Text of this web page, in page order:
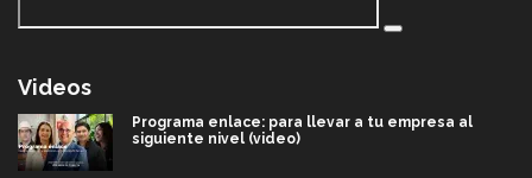
Videos
Programa enlace: para llevar a tu empresa al
siguiente nivel (video)